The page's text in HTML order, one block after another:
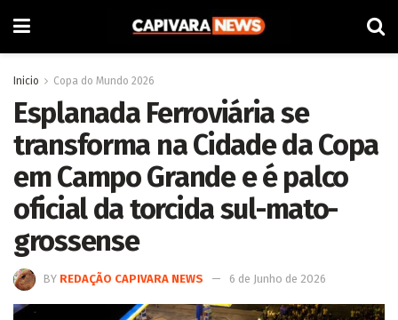
Inicio Copa do Mundo 2026
Esplanada Ferroviária se
transforma na Cidade da Copa
em Campo Grande e é palco
oficial da torcida sul-mato-
grossense
BY REDAÇÃO CAPIVARA NEWS 6 de Junho de 2026